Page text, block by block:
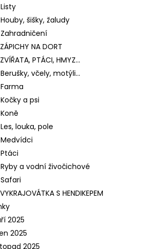
Houby, šišky, žaludy
Zahradničení
NA DORT
PTÁCI, HMYZ...
Berušky, včely, motýli...
Farma
Kočky a psi
Koně
Les, louka, pole
Medvídci
Ptáci
Ryby a vodní živočichové
Safari
S HENDIKEPEM
2025
2025
2025